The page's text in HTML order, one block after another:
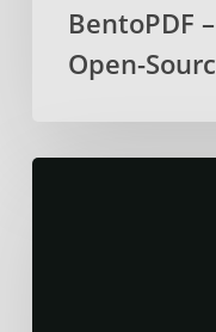
BentoPDF
Open-
Localsend